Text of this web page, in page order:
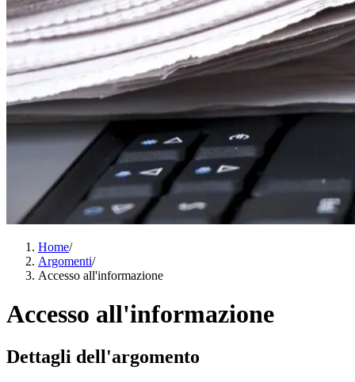
Home/
Argomenti/
Accesso all'informazione
Accesso all'informazione
Dettagli dell'argomento